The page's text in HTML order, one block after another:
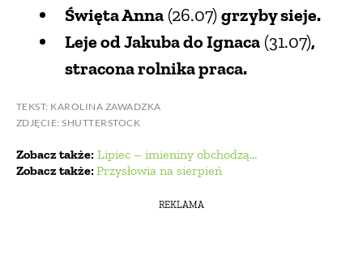
Święta Anna(26.07)grzyby sieje.
Leje od Jakuba do Ignaca(31.07),
stracona rolnika praca.
TEKST: KAROLINA ZAWADZKA
ZDJĘCIE: SHUTTERSTOCK
Zobacz także: Lipiec – imieniny obchodzą…
Zobacz także:Przysłowia na sierpień
REKLAMA